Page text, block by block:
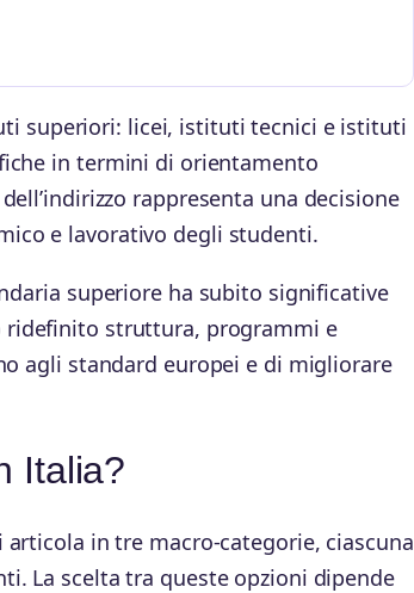
superiori: licei, istituti tecnici e istituti
in termini di orientamento
rappresenta una decisione
e lavorativo degli studenti.
superiore ha subito significative
ridefinito struttura, programmi e
agli standard europei e di migliorare
Italia?
in tre macro-categorie, ciascuna
La scelta tra queste opzioni dipende